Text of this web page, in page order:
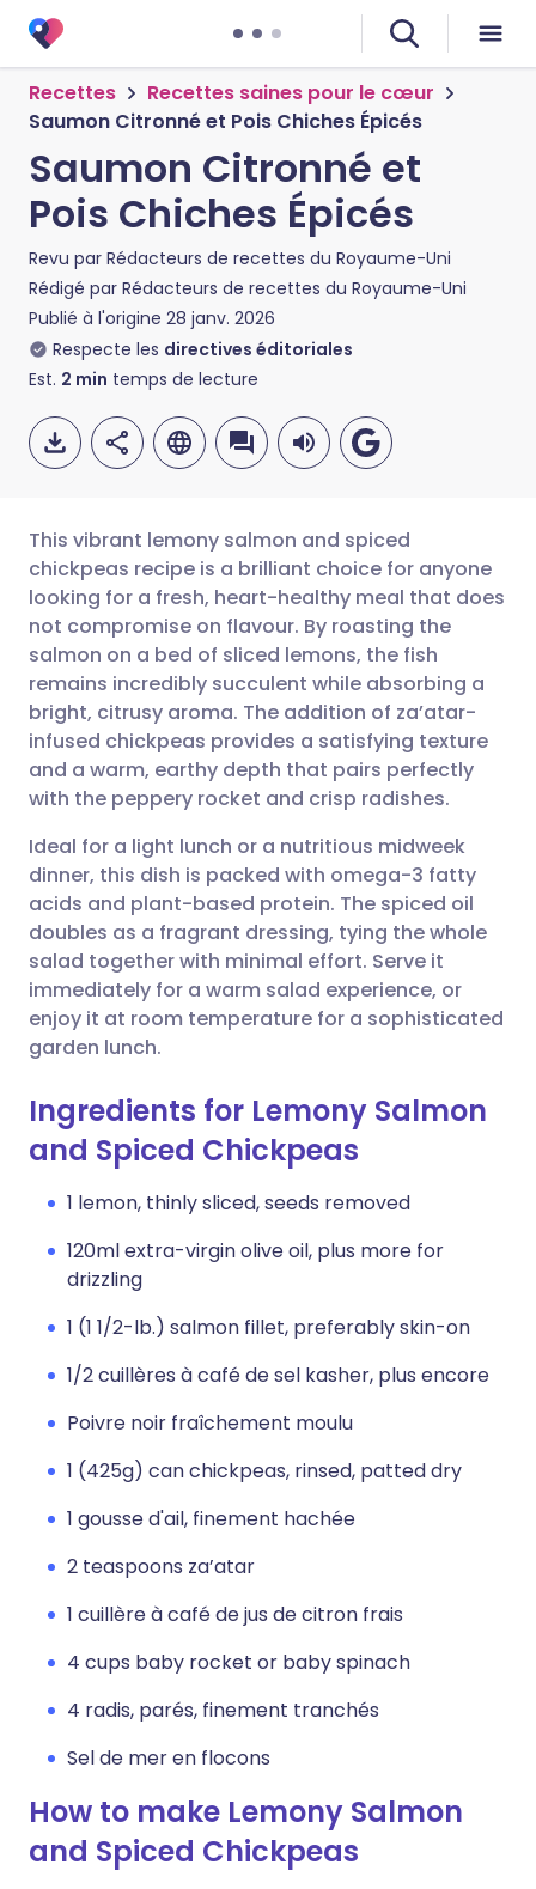
Recettes
Recettes saines pour le cœur
Saumon Citronné et Pois Chiches Épicés
Saumon Citronné et
Pois Chiches Épicés
Revu par Rédacteurs de recettes du Royaume-Uni
Rédigé par Rédacteurs de recettes du Royaume-Uni
Publié à l'origine 28 janv. 2026
Respecte les directives éditoriales
Est. 2 min temps de lecture
Partager par email
Partager sur Facebook
Partager via LinkedIn
Partager via X
Partager via WhatsApp
Copier le lien
🇬🇧 English 🇩🇪 Deutsch
🇪🇸 Español 🇫🇷 Français
🇮🇹 Italiano 🇵🇹
🇮🇳 हिन्दी 🇮🇱 עברית
🇸🇦 عربي 🇸🇪 Svenska
This vibrant lemony salmon and spiced
chickpeas recipe is a brilliant choice for anyone
looking for a fresh, heart-healthy meal that does
not compromise on flavour. By roasting the
salmon on a bed of sliced lemons, the fish
remains incredibly succulent while absorbing a
bright, citrusy aroma. The addition of za’atar-
infused chickpeas provides a satisfying texture
and a warm, earthy depth that pairs perfectly
with the peppery rocket and crisp radishes.
Ideal for a light lunch or a nutritious midweek
dinner, this dish is packed with omega-3 fatty
acids and plant-based protein. The spiced oil
doubles as a fragrant dressing, tying the whole
salad together with minimal effort. Serve it
immediately for a warm salad experience, or
enjoy it at room temperature for a sophisticated
garden lunch.
Ingredients for Lemony Salmon
and Spiced Chickpeas
1 lemon, thinly sliced, seeds removed
120ml extra-virgin olive oil, plus more for
drizzling
1 (1 1/2-lb.) salmon fillet, preferably skin-on
1/2 cuillères à café de sel kasher, plus encore
Poivre noir fraîchement moulu
1 (425g) can chickpeas, rinsed, patted dry
1 gousse d'ail, finement hachée
2 teaspoons za’atar
1 cuillère à café de jus de citron frais
4 cups baby rocket or baby spinach
4 radis, parés, finement tranchés
Sel de mer en flocons
How to make Lemony Salmon
and Spiced Chickpeas